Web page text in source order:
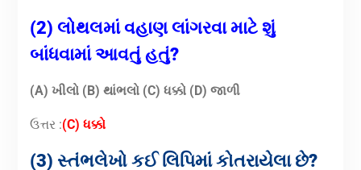
(2) લોથલમાં વહાણ લાંગરવા માટે શું
બાંધવામાં આવતું હતું?
(A) ખીલો (B) થાંભલો (C) ધક્કો (D) જાળી
ઉત્તર :(C) ધક્કો
(3) સ્તંભલેખો કઈ લિપિમાં કોતરાયેલા છે?